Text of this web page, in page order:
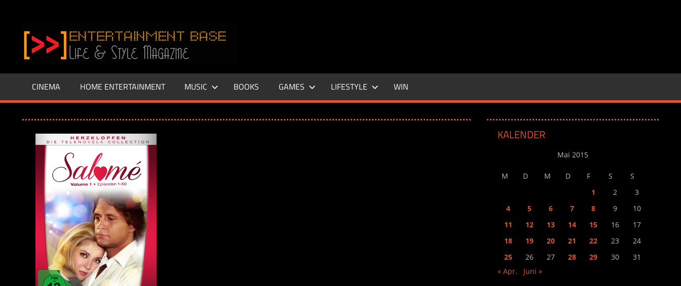
springen
–
LIFE
Base.de
CINEMA HOME ENTERTAINMENT MUSIC BOOKS GAMES LIFESTYLE WIN
KALENDER
Mai 2015
M D M D F S
S
1
2
3
4
5 6 7 8 9
10
11
12 13 14 15 16
17
18
19 20 21 22 23
24
25
26 27 28 29 30
31
« Apr.
Juni »